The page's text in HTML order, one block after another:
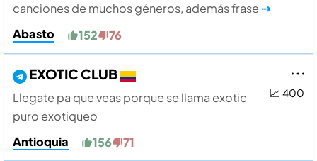
canciones de muchos géneros, además frase ⇢
Abasto
152 76
📈 400
EXOTIC CLUB
Llegate pa que veas porque se llama exotic
puro exotiqueo
Antioquia
156 71